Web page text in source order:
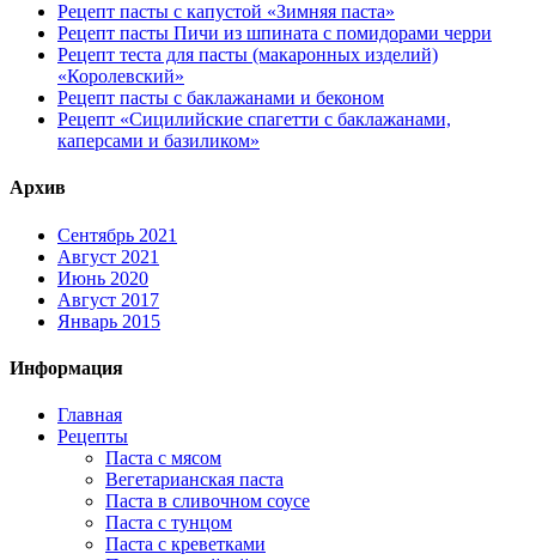
Рецепт пасты с капустой «Зимняя паста»
Рецепт пасты Пичи из шпината с помидорами черри
Рецепт теста для пасты (макаронных изделий)
«Королевский»
Рецепт пасты с баклажанами и беконом
Рецепт «Сицилийские спагетти с баклажанами,
каперсами и базиликом»
Архив
Сентябрь 2021
Август 2021
Июнь 2020
Август 2017
Январь 2015
Информация
Главная
Рецепты
Паста с мясом
Вегетарианская паста
Паста в сливочном соусе
Паста с тунцом
Паста с креветками